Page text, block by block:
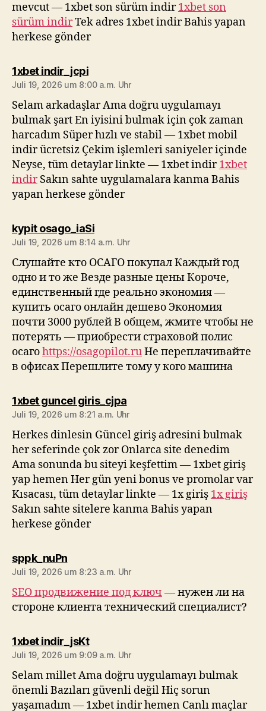
mevcut — 1xbet son sürüm indir1xbet son
sürüm indirTek adres 1xbet indir Bahis yapan
herkese gönder
1xbet indir_jcpisagt:
Juli 19, 2026 um 8:00 a.m. Uhr
Selam arkadaşlar Ama doğru uygulamayı
bulmak şart En iyisini bulmak için çok zaman
harcadım Süper hızlı ve stabil — 1xbet mobil
indir ücretsiz Çekim işlemleri saniyeler içinde
Neyse, tüm detaylar linkte — 1xbet indir1xbet
indirSakın sahte uygulamalara kanma Bahis
yapan herkese gönder
kypit osago_iaSisagt:
Juli 19, 2026 um 8:14 a.m. Uhr
Слушайте кто ОСАГО покупал Каждый год
одно и то же Везде разные цены Короче,
единственный где реально экономия —
купить осаго онлайн дешево Экономия
почти 3000 рублей В общем, жмите чтобы не
потерять — приобрести страховой полис
осагоhttps://osagopilot.ruНе переплачивайте
в офисах Перешлите тому у кого машина
1xbet guncel giris_cjpasagt:
Juli 19, 2026 um 8:21 a.m. Uhr
Herkes dinlesin Güncel giriş adresini bulmak
her seferinde çok zor Onlarca site denedim
Ama sonunda bu siteyi keşfettim — 1xbet giriş
yap hemen Her gün yeni bonus ve promolar var
Kısacası, tüm detaylar linkte — 1x giriş 1x giriş
Sakın sahte sitelere kanma Bahis yapan
herkese gönder
sppk_nuPnsagt:
Juli 19, 2026 um 8:23 a.m. Uhr
SEO продвижение под ключ — нужен ли на
стороне клиента технический специалист?
1xbet indir_jsKtsagt:
Juli 19, 2026 um 9:09 a.m. Uhr
Selam millet Ama doğru uygulamayı bulmak
önemli Bazıları güvenli değil Hiç sorun
yaşamadım — 1xbet indir hemen Canlı maçlar